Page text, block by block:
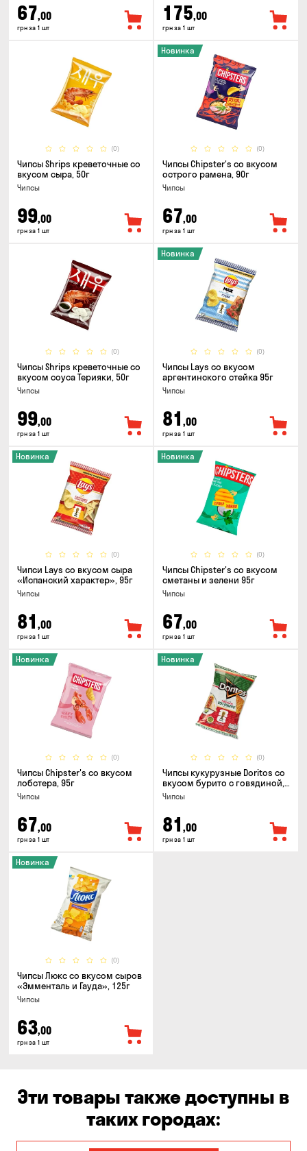
67,00
грн за 1 шт
175,00
грн за 1 шт
(0)
Чипсы Shrips креветочные со
вкусом сыра, 50г
Чипсы
99,00
грн за 1 шт
(0)
Новинка
Чипсы Chipster's со вкусом
острого рамена, 90г
Чипсы
67,00
грн за 1 шт
(0)
Чипсы Shrips креветочные со
вкусом соуса Терияки, 50г
Чипсы
99,00
грн за 1 шт
(0)
Новинка
Чипсы Lays со вкусом
аргентинского стейка 95г
Чипсы
81 ,00
грн за 1 шт
(0)
Новинка
Чипси Lays со вкусом сыра
«Испанский характер», 95г
Чипсы
81 ,00
грн за 1 шт
(0)
Новинка
Чипсы Chipster's со вкусом
сметаны и зелени 95г
Чипсы
67,00
грн за 1 шт
(0)
Новинка
Чипсы Chipster's со вкусом
лобстера, 95г
Чипсы
67,00
грн за 1 шт
(0)
Новинка
Чипсы кукурузные Doritos со
вкусом бурито с говядиной,
90г
Чипсы
81 ,00
грн за 1 шт
(0)
Новинка
Чипсы Люкс со вкусом сыров
«Эмменталь и Гауда», 125г
Чипсы
63,00
грн за 1 шт
Эти товары также доступны в
таких городах: